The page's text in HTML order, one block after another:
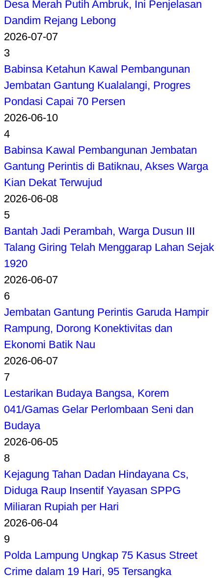
Desa Merah Putih Ambruk, Ini Penjelasan
Dandim Rejang Lebong
2026-07-07
3
Babinsa Ketahun Kawal Pembangunan
Jembatan Gantung Kualalangi, Progres
Pondasi Capai 70 Persen
2026-06-10
4
Babinsa Kawal Pembangunan Jembatan
Gantung Perintis di Batiknau, Akses Warga
Kian Dekat Terwujud
2026-06-08
5
Bantah Jadi Perambah, Warga Dusun III
Talang Giring Telah Menggarap Lahan Sejak
1920
2026-06-07
6
Jembatan Gantung Perintis Garuda Hampir
Rampung, Dorong Konektivitas dan
Ekonomi Batik Nau
2026-06-07
7
Lestarikan Budaya Bangsa, Korem
041/Gamas Gelar Perlombaan Seni dan
Budaya
2026-06-05
8
Kejagung Tahan Dadan Hindayana Cs,
Diduga Raup Insentif Yayasan SPPG
Miliaran Rupiah per Hari
2026-06-04
9
Polda Lampung Ungkap 75 Kasus Street
Crime dalam 19 Hari, 95 Tersangka